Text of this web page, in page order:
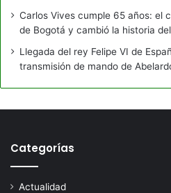
Carlos Vives cumple 65 años: el
de Bogotá y cambió la historia
Llegada del rey Felipe VI de
transmisión de mando de
Categorías
Actualidad